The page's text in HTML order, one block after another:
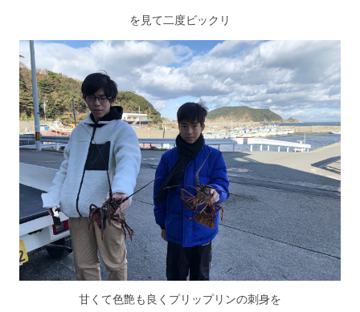
を見て二度ビックリ
甘くて色艶も良くプリップリンの刺身を